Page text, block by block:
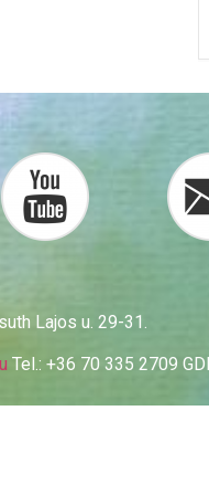
Lajos u. 29-31.
Tel.: +36 70 335 2709